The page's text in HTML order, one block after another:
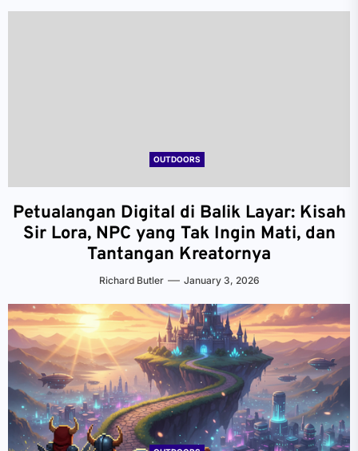
OUTDOORS
Petualangan Digital di Balik Layar: Kisah
Sir Lora, NPC yang Tak Ingin Mati, dan
Tantangan Kreatornya
Richard Butler January 3, 2026